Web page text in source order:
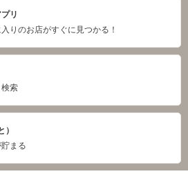
リ
りのお店がすぐに見つかる！
索
まる